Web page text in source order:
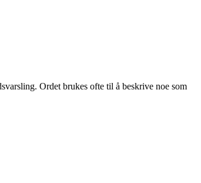
Ordet brukes ofte til å beskrive noe som